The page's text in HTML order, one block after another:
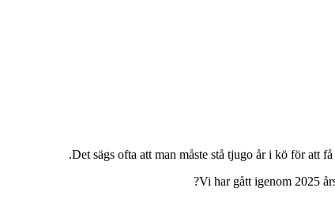
Det sägs ofta att man måste stå tjugo år i kö för att
Vi har gått igenom 2025